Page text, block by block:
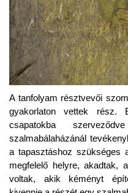
A tanfolyam résztvevői
gyakorlaton vettek
csapatokba
szalmabálaházánál
a tapasztáshoz szükséges
megfelelő helyre, akadtak,
voltak, akik kéményt